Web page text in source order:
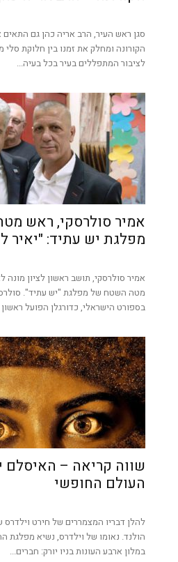
סגן ראש העיר, הרב אריה כהן גם התאים
הקורונה ומחלק את זמנו בין חלוקת סלי
לציבור המתפללים בעיר בכל בעיה...
אמיר סולרסקי, ראש
מפלגת יש עתיד: "יאיר
אמיר סולרסקי, תושב ראשון לציון
מטה השטח של מפלגת "יש עתיד".
בספורט הישראלי, כדורגלן הפועל ראשון
שווה קריאה – האיסלם
העולם החופשי
להלן דבריו המצמררים של חירט
הולנד. נאומו של וילדרס, נשיא מפלגת
במלון ארבע העונות בניו יורק: חברים...